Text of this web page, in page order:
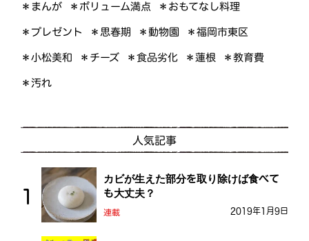
＊まんが ＊ボリューム満点 ＊おもてなし料理
＊プレゼント ＊思春期 ＊動物園 ＊福岡市東区
＊小松美和 ＊チーズ ＊食品劣化 ＊蓮根 ＊教育費
＊汚れ
人気記事
カビが生えた部分を取り除けば食べて
も大丈夫？
連載 2019年1月9日